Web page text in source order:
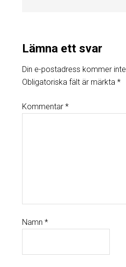
Lämna ett svar
Din e-postadress kommer
Obligatoriska fält är märkta *
Kommentar *
Namn *